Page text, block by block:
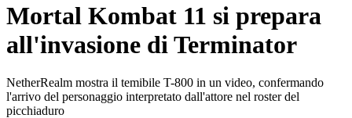
Mortal Kombat 11 si prepara
all'invasione di Terminator
NetherRealm mostra il temibile T-800 in un video, confermando
l'arrivo del personaggio interpretato dall'attore nel roster del
picchiaduro